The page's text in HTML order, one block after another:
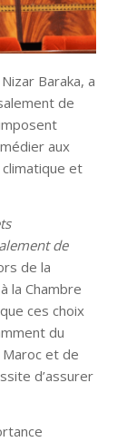
Baraka, a
de
aux
et
de
de la
la Chambre
ces choix
du
et de
d’assurer